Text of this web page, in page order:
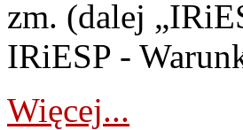
zm. (dalej
IRiESP -
Więcej...